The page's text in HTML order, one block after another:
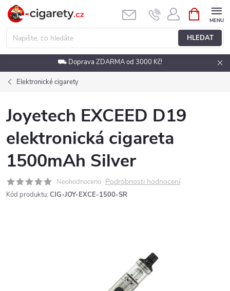
Přejít
obsah
HLEDAT
NÁKUPNÍ
KOŠÍK
⛟ Doprava ZDARMA od 3000 Kč!
Elektronické cigarety
Joyetech EXCEED D19
elektronická cigareta
1500mAh Silver
Neohodnoceno Podrobnosti hodnocení
Kód produktu: CIG-JOY-EXCE-1500-SR